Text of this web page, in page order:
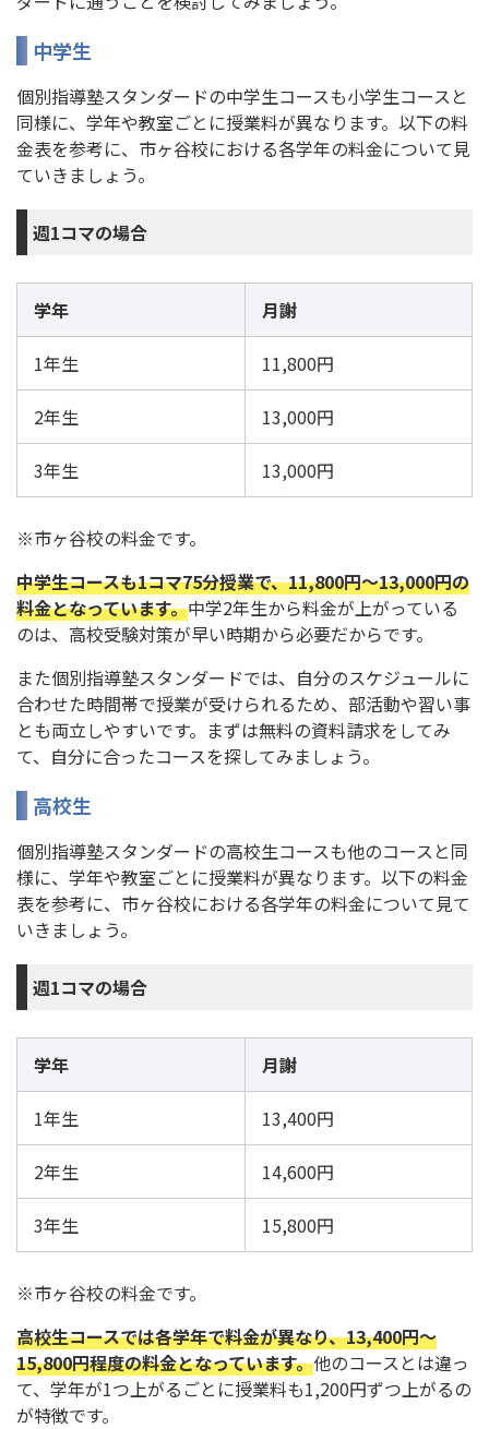
中学生
個別指導塾スタンダードの中学生コースも小学生コースと
同様に、学年や教室ごとに授業料が異なります。以下の料
金表を参考に、市ヶ谷校における各学年の料金について見
ていきましょう。
週1コマの場合
学年 月謝
1年生 11,800円
2年生 13,000円
3年生 13,000円
※市ヶ谷校の料金です。
中学生コースも1コマ75分授業で、11,800円～13,000円の
料金となっています。中学2年生から料金が上がっている
のは、高校受験対策が早い時期から必要だからです。
また個別指導塾スタンダードでは、自分のスケジュールに
合わせた時間帯で授業が受けられるため、部活動や習い事
とも両立しやすいです。まずは無料の資料請求をしてみ
て、自分に合ったコースを探してみましょう。
高校生
個別指導塾スタンダードの高校生コースも他のコースと同
様に、学年や教室ごとに授業料が異なります。以下の料金
表を参考に、市ヶ谷校における各学年の料金について見て
いきましょう。
週1コマの場合
学年 月謝
1年生 13,400円
2年生 14,600円
3年生 15,800円
※市ヶ谷校の料金です。
高校生コースでは各学年で料金が異なり、13,400円～
15,800円程度の料金となっています。他のコースとは違っ
て、学年が1つ上がるごとに授業料も1,200円ずつ上がるの
が特徴です。